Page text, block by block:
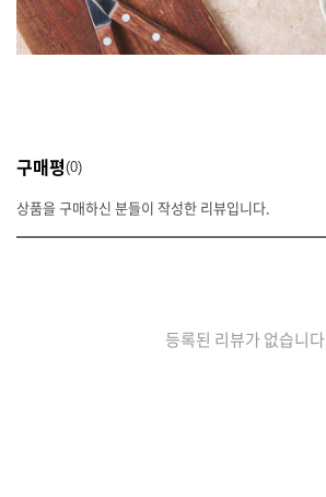
구매평 0
상품을 구매하신 분들이 작성한 리뷰입니다.
등록된 리뷰가 없습니다